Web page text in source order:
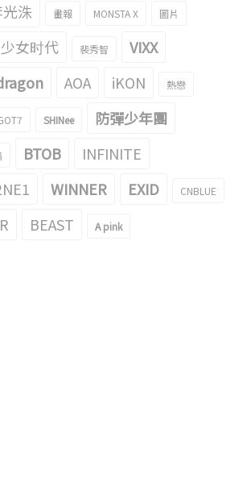
洙 畫報 MONSTA X 圖片
少女时代 裴秀智 VIXX
AOA iKON 熱戀
SHINee 防彈少年團
BTOB
INFINITE
WINNER EXID CNBLUE
BEAST A pink